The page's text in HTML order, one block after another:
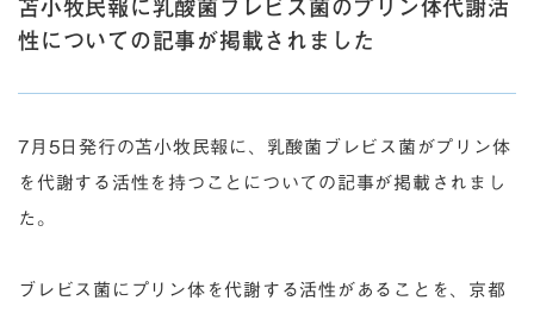
苫小牧民報に乳酸菌ブレビス菌のプリン体代謝活
性についての記事が掲載されました
7月5日発行の苫小牧民報に、乳酸菌ブレビス菌がプリン体
を代謝する活性を持つことについての記事が掲載されまし
た。
ブレビス菌にプリン体を代謝する活性があることを、京都